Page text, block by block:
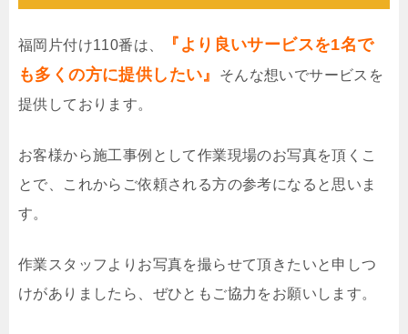
福岡片付け110番は、
『より良いサービスを1名で
も多くの方に提供したい』
そんな想いでサービスを
提供しております。
お客様から施工事例として作業現場のお写真を頂くこ
とで、これからご依頼される方の参考になると思いま
す。
作業スタッフよりお写真を撮らせて頂きたいと申しつ
けがありましたら、ぜひともご協力をお願いします。